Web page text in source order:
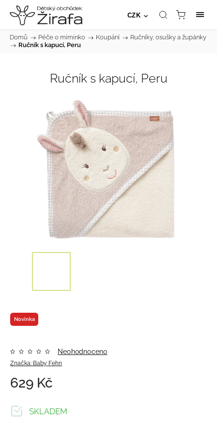
CZK
Domů / Péče o miminko / Koupání /
Ručníky, osušky a župánky
/
Ručník s kapucí, Peru
Ručník s kapucí, Peru
Novinka
Značka: Baby Fehn
Neohodnoceno
629 Kč
SKLADEM